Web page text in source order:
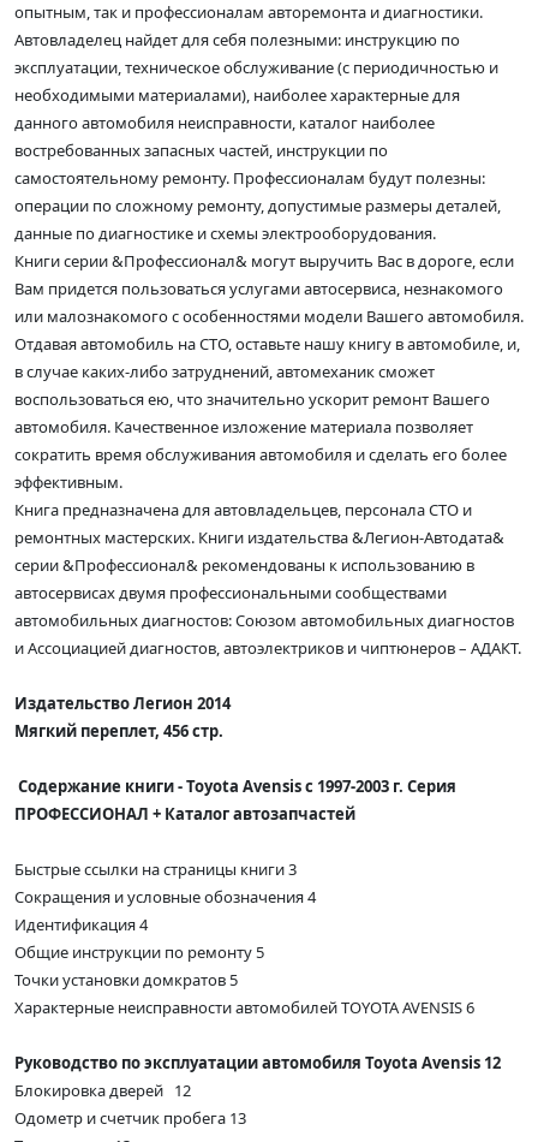
опытным, так и профессионалам авторемонта и диагностики.
Автовладелец найдет для себя полезными: инструкцию по
эксплуатации, техническое обслуживание (с периодичностью и
необходимыми материалами), наиболее характерные для
данного автомобиля неисправности, каталог наиболее
востребованных запасных частей, инструкции по
самостоятельному ремонту. Профессионалам будут полезны:
операции по сложному ремонту, допустимые размеры деталей,
данные по диагностике и схемы электрооборудования.
Книги серии &Профессионал& могут выручить Вас в дороге, если
Вам придется пользоваться услугами автосервиса, незнакомого
или малознакомого с особенностями модели Вашего автомобиля.
Отдавая автомобиль на СТО, оставьте нашу книгу в автомобиле, и,
в случае каких-либо затруднений, автомеханик сможет
воспользоваться ею, что значительно ускорит ремонт Вашего
автомобиля. Качественное изложение материала позволяет
сократить время обслуживания автомобиля и сделать его более
эффективным.
Книга предназначена для автовладельцев, персонала СТО и
ремонтных мастерских. Книги издательства &Легион-Автодата&
серии &Профессионал& рекомендованы к использованию в
автосервисах двумя профессиональными сообществами
автомобильных диагностов: Союзом автомобильных диагностов
и Ассоциацией диагностов, автоэлектриков и чиптюнеров – АДАКТ.
Издательство Легион 2014
Мягкий переплет, 456 стр.
Содержание книги -Toyota Avensis с 1997-2003 г. Серия
ПРОФЕССИОНАЛ + Каталог автозапчастей
Быстрые ссылки на страницы книги 3
Сокращения и условные обозначения 4
Идентификация 4
Общие инструкции по ремонту 5
Точки установки домкратов 5
Характерные неисправности автомобилей TOYOTA AVENSIS 6
Руководство по эксплуатации автомобиля Toyota Avensis 12
Блокировка дверей 12
Одометр и счетчик пробега 13